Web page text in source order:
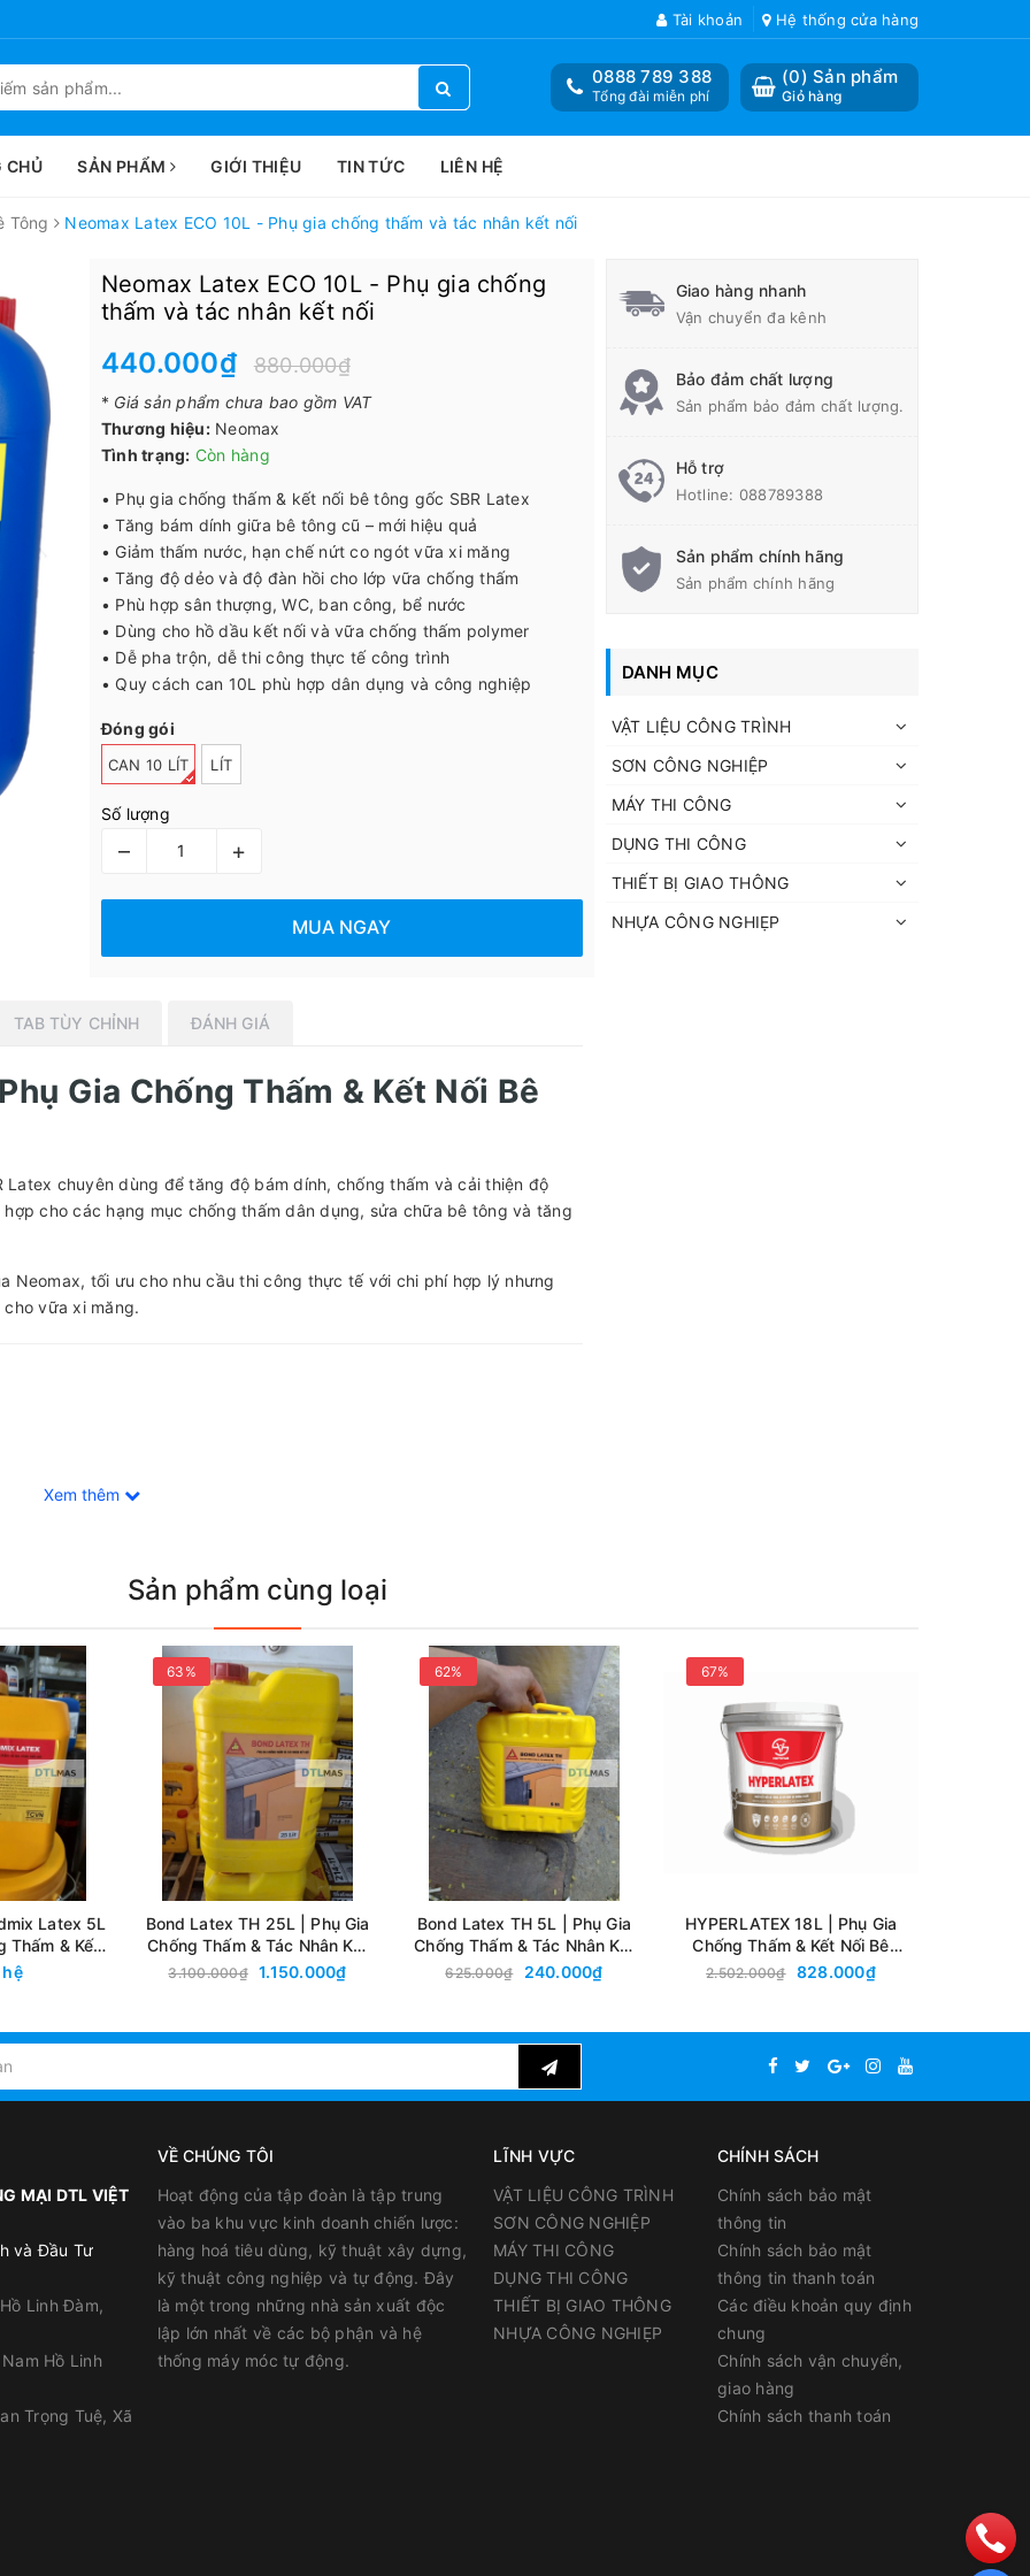
Tài khoản Hệ thống cửa hàng
(0) Sản phẩm
Giỏ hàng
0888 789 388
Tổng đài miễn phí
CHỦ SẢN PHẨM GIỚI THIỆU TIN TỨC LIÊN HỆ
Tông Neomax Latex ECO 10L - Phụ gia chống thấm và tác nhân kết nối
Neomax Latex ECO 10L - Phụ gia chống
thấm và tác nhân kết nối
440.000₫ 880.000₫
* Giá sản phẩm chưa bao gồm VAT
Thương hiệu: Neomax
Tình trạng: Còn hàng
• Phụ gia chống thấm & kết nối bê tông gốc SBR Latex
• Tăng bám dính giữa bê tông cũ – mới hiệu quả
• Giảm thấm nước, hạn chế nứt co ngót vữa xi măng
• Tăng độ dẻo và độ đàn hồi cho lớp vữa chống thấm
• Phù hợp sân thượng, WC, ban công, bể nước
• Dùng cho hồ dầu kết nối và vữa chống thấm polymer
• Dễ pha trộn, dễ thi công thực tế công trình
• Quy cách can 10L phù hợp dân dụng và công nghiệp
Đóng gói
CAN 10 LÍT LÍT
Số lượng
– +
MUA NGAY
TAB TÙY CHỈNH ĐÁNH GIÁ
Gia Chống Thấm & Kết Nối Bê
Latex chuyên dùng để tăng độ bám dính, chống thấm và cải thiện độ
cho các hạng mục chống thấm dân dụng, sửa chữa bê tông và tăng
Neomax, tối ưu cho nhu cầu thi công thực tế với chi phí hợp lý nhưng
vữa xi măng.
công thực tế
Xem thêm
Giao hàng nhanh
Vận chuyển đa kênh
Bảo đảm chất lượng
Sản phẩm bảo đảm chất lượng.
Hỗ trợ
Hotline: 088789388
Sản phẩm chính hãng
Sản phẩm chính hãng
DANH MỤC
VẬT LIỆU CÔNG TRÌNH
SƠN CÔNG NGHIỆP
MÁY THI CÔNG
DỤNG THI CÔNG
THIẾT BỊ GIAO THÔNG
NHỰA CÔNG NGHIẸP
Sản phẩm cùng loại
Latex 5L
Thấm & Kết
hệ
63%
Bond Latex TH 25L | Phụ Gia
Chống Thấm & Tác Nhân Kết
Nối
3.100.000₫ 1.150.000₫
62%
Bond Latex TH 5L | Phụ Gia
Chống Thấm & Tác Nhân Kết
Nối
625.000₫ 240.000₫
67%
HYPERLATEX 18L | Phụ Gia
Chống Thấm & Kết Nối Bê
Tông
2.502.000₫ 828.000₫
MẠI DTL VIỆT
và Đầu Tư
Linh Đàm,
Hồ Linh
Trọng Tuệ, Xã
VỀ CHÚNG TÔI
Hoạt động của tập đoàn là tập trung
vào ba khu vực kinh doanh chiến lược:
hàng hoá tiêu dùng, kỹ thuật xây dựng,
kỹ thuật công nghiệp và tự động. Đây
là một trong những nhà sản xuất độc
lập lớn nhất về các bộ phận và hệ
thống máy móc tự động.
LĨNH VỰC
VẬT LIỆU CÔNG TRÌNH
SƠN CÔNG NGHIỆP
MÁY THI CÔNG
DỤNG THI CÔNG
THIẾT BỊ GIAO THÔNG
NHỰA CÔNG NGHIẸP
CHÍNH SÁCH
Chính sách bảo mật
thông tin
Chính sách bảo mật
thông tin thanh toán
Các điều khoản quy định
chung
Chính sách vận chuyển,
giao hàng
Chính sách thanh toán